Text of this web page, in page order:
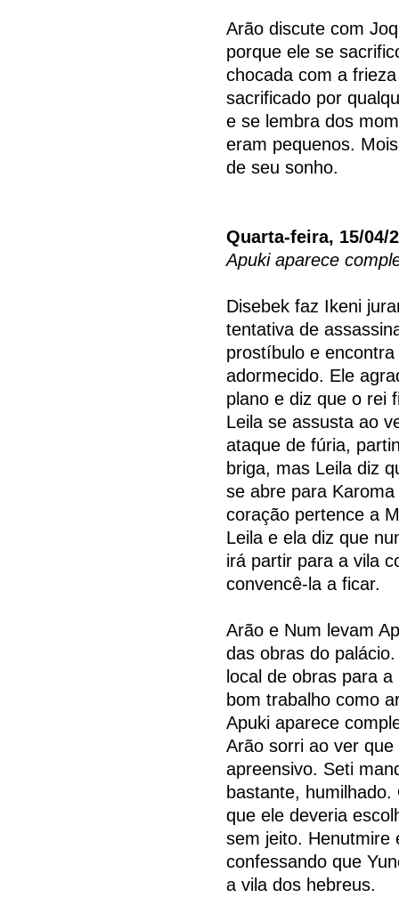
Arão discute com
porque ele se
chocada com a
sacrificado por
e se lembra dos
eram pequenos.
de seu sonho.
Quarta-feira, 15/04/
Apuki aparece
Disebek faz Ikeni
tentativa de
prostíbulo e
adormecido. Ele
plano e diz que o rei
Leila se assusta ao
ataque de fúria,
briga, mas Leila diz
se abre para
coração pertence a
Leila e ela diz que
irá partir para a vila
convencê-la a ficar.
Arão e Num levam
das obras do
local de obras para
bom trabalho como
Apuki aparece
Arão sorri ao ver
apreensivo. Seti
bastante,
que ele deveria
sem jeito. Henutmire
confessando que
a vila dos hebreus.